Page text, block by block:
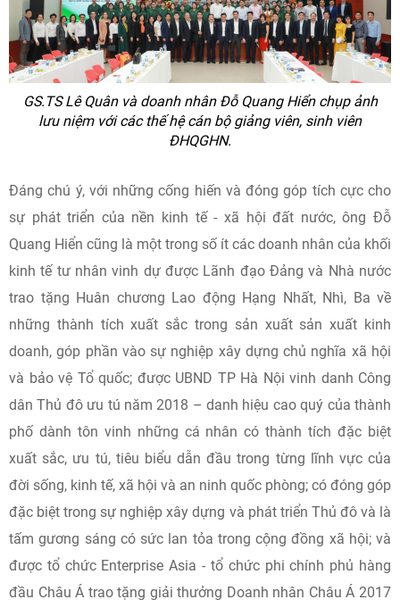
GS.TS Lê Quân và doanh nhân Đỗ Quang Hiển chụp ảnh
lưu niệm với các thế hệ cán bộ giảng viên, sinh viên
ĐHQGHN.
Đáng chú ý, với những cống hiến và đóng góp tích cực cho
sự phát triển của nền kinh tế - xã hội đất nước, ông Đỗ
Quang Hiển cũng là một trong số ít các doanh nhân của khối
kinh tế tư nhân vinh dự được Lãnh đạo Đảng và Nhà nước
trao tặng Huân chương Lao động Hạng Nhất, Nhì, Ba về
những thành tích xuất sắc trong sản xuất sản xuất kinh
doanh, góp phần vào sự nghiệp xây dựng chủ nghĩa xã hội
và bảo vệ Tổ quốc; được UBND TP Hà Nội vinh danh Công
dân Thủ đô ưu tú năm 2018 – danh hiệu cao quý của thành
phố dành tôn vinh những cá nhân có thành tích đặc biệt
xuất sắc, ưu tú, tiêu biểu dẫn đầu trong từng lĩnh vực của
đời sống, kinh tế, xã hội và an ninh quốc phòng; có đóng góp
đặc biệt trong sự nghiệp xây dựng và phát triển Thủ đô và là
tấm gương sáng có sức lan tỏa trong cộng đồng xã hội; và
được tổ chức Enterprise Asia - tổ chức phi chính phủ hàng
đầu Châu Á trao tặng giải thưởng Doanh nhân Châu Á 2017